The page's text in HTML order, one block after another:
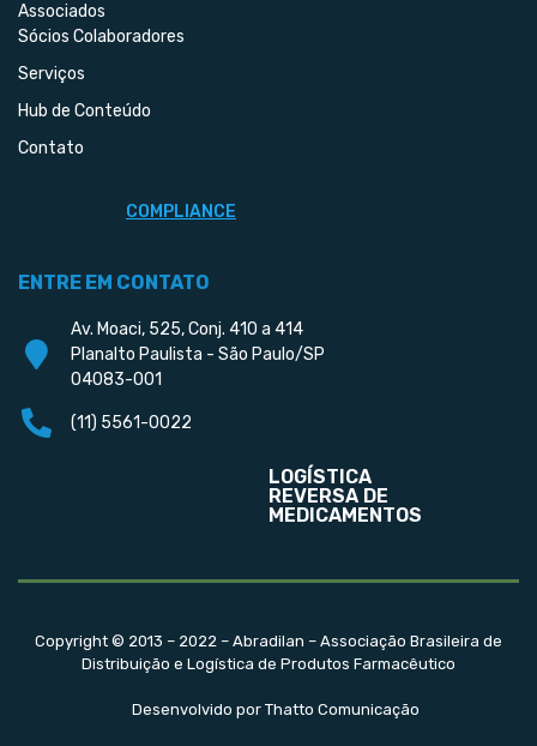
Associados
Sócios Colaboradores
Serviços
Hub de Conteúdo
Contato
COMPLIANCE
ENTRE EM CONTATO
Av. Moaci, 525, Conj. 410 a 414
Planalto Paulista - São Paulo/SP
04083-001
(11) 5561-0022
LOGÍSTICA
REVERSA DE
MEDICAMENTOS
Copyright © 2013 – 2022 – Abradilan – Associação Brasileira de
Distribuição e Logística de Produtos Farmacêutico
Desenvolvido por Thatto Comunicação